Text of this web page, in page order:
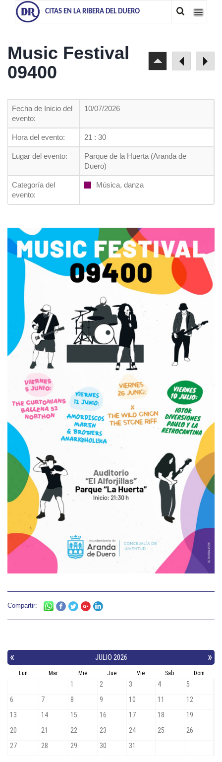
CITAS EN LA RIBERA DEL DUERO
Music Festival
09400
Fecha de Inicio del
evento:
10/07/2026
Hora del evento: 21 : 30
Lugar del evento:
Parque de la Huerta (Aranda de
Duero)
Categoría del
evento:
Música, danza
Compartir: